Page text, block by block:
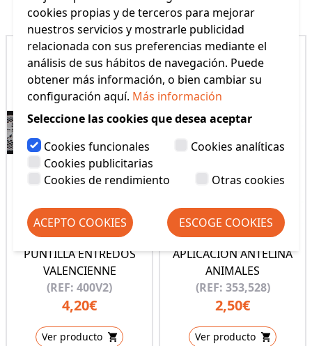
PUNTILLA ENTREDOS
VALENCIENNE
(REF: 400V2)
4,20€
Ver producto
APLICACION ANTELINA
ANIMALES
(REF: 353,528)
2,50€
Ver producto
cookies propias y de terceros para mejorar
nuestros servicios y mostrarle publicidad
relacionada con sus preferencias mediante el
análisis de sus hábitos de navegación. Puede
obtener más información, o bien cambiar su
configuración aquí. Más información
Seleccione las cookies que desea aceptar
Cookies funcionales
Cookies analíticas
Cookies publicitarias
Cookies de rendimiento
Otras cookies
ACEPTO COOKIES ESCOGE COOKIES